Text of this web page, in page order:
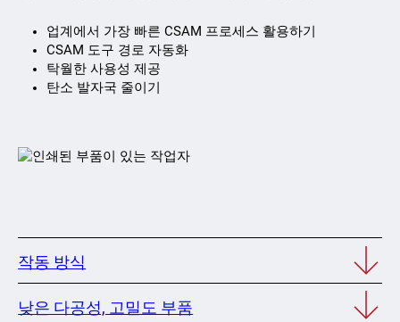
Facebook LinkedIn YouTube
업계에서 가장 빠른 CSAM 프로세스 활용하기
CSAM 도구 경로 자동화
탁월한 사용성 제공
탄소 발자국 줄이기
작동 방식
낮은 다공성, 고밀도 부품